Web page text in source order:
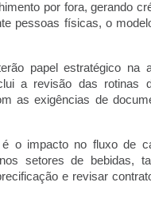
por fora, gerando
pessoas físicas, o
papel estratégico na
a revisão das rotinas
as exigências de
o impacto no fluxo de
setores de bebidas,
e revisar